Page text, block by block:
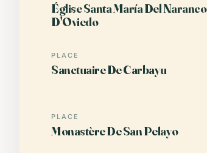
Église Santa María Del Naranco
D'Oviedo
PLACE
Sanctuaire De Carbayu
PLACE
Monastère De San Pelayo